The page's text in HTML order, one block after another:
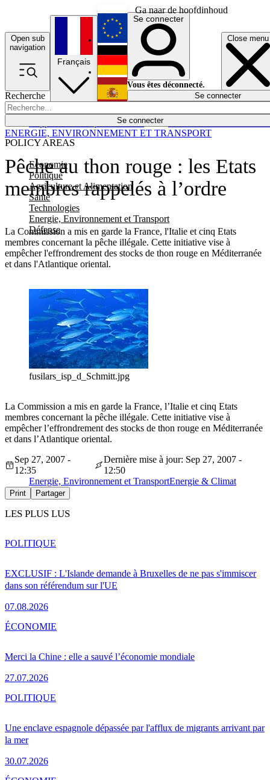
Ga naar de hoofdinhoud
Open sub
navigation
Close menu
Recherche
Se connecter
POLICY AREAS
Economie
Politique
Agriculture et Alimentation
Santé
Technologies
Energie, Environnement et Transport
Défense
Économie
Français
English
Deutsch
Español
Se connecter
Vous êtes déconnecté.
Se connecter
Pêche au thon rouge : les Etats
membres rappelés à l’ordre
La Commission a mis en garde la France, l'Italie et cinq Etats
membres concernant la pêche illégale. Cette initiative vise à
empêcher l'effrondrement des stocks de thon rouge en Méditerranée
et dans l'Atlantique oriental.
ENERGIE, ENVIRONNEMENT ET TRANSPORT
fusilars_isp_d_Schmitt.jpg
La Commission a mis en garde la France, l’Italie et cinq Etats
membres concernant la pêche illégale. Cette initiative vise à
empêcher l’effrondrement des stocks de thon rouge en Méditerranée
et dans l’Atlantique oriental.
Sep 27, 2007 -
12:35
Dernière mise à jour: Sep 27, 2007 -
12:50
Energie, Environnement et TransportEnergie & Climat
Print Partager
LES PLUS LUS
EXCLUSIF : L'Islande demande à Bruxelles de ne pas s'immiscer
dans son référendum sur l'UE
07.08.2026
POLITIQUE
Merci la Chine : elle a sauvé l’économie mondiale
27.07.2026
ÉCONOMIE
Une enclave espagnole dépassée par l'afflux de migrants arrivant par
la mer
30.07.2026
POLITIQUE